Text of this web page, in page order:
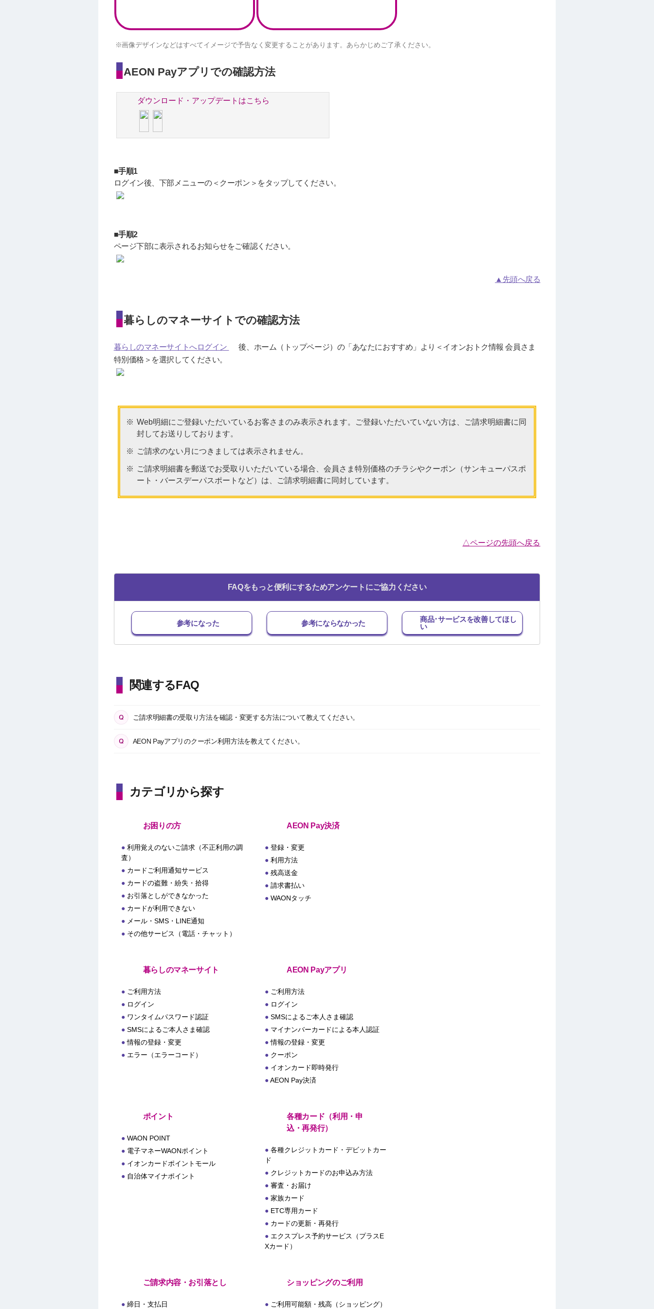
画像デザインなどはすべてイメージで予告なく変更することがあります。あらかじめご了承ください。
AEON Payアプリでの確認方法
ダウンロード・アップデートはこちら
■手順1
ログイン後、下部メニューの＜クーポン＞をタップしてください。
■手順2
ページ下部に表示されるお知らせをご確認ください。
▲先頭へ戻る
暮らしのマネーサイトでの確認方法
暮らしのマネーサイトへログイン
後、ホーム（トップページ）の「あなたにおすすめ」より＜イオンおトク情報 会員さま
特別価格＞を選択してください。
Web明細にご登録いただいているお客さまのみ表示されます。ご登録いただいていない方は、ご請求明細書に同
封してお送りしております。
ご請求のない月につきましては表示されません。
ご請求明細書を郵送でお受取りいただいている場合、会員さま特別価格のチラシやクーポン（サンキューパスポ
ート・バースデーパスポートなど）は、ご請求明細書に同封しています。
△ページの先頭へ戻る
FAQをもっと便利にするためアンケートにご協力ください
参考になった 参考にならなかった
商品･サービスを改善してほし
い
関連するFAQ
ご請求明細書の受取り方法を確認・変更する方法について教えてください。
AEON Payアプリのクーポン利用方法を教えてください。
カテゴリから探す
お困りの方
利用覚えのないご請求（不正利用の調
査）
カードご利用通知サービス
カードの盗難・紛失・拾得
お引落としができなかった
カードが利用できない
メール・SMS・LINE通知
その他サービス（電話・チャット）
AEON Pay決済
登録・変更
利用方法
残高送金
請求書払い
WAONタッチ
暮らしのマネーサイト
ご利用方法
ログイン
ワンタイムパスワード認証
SMSによるご本人さま確認
情報の登録・変更
エラー（エラーコード）
AEON Payアプリ
ご利用方法
ログイン
SMSによるご本人さま確認
マイナンバーカードによる本人認証
情報の登録・変更
クーポン
イオンカード即時発行
AEON Pay決済
ポイント
WAON POINT
電子マネーWAONポイント
イオンカードポイントモール
自治体マイナポイント
各種カード（利用・申
込・再発行）
各種クレジットカード・デビットカー
ド
クレジットカードのお申込み方法
審査・お届け
家族カード
ETC専用カード
カードの更新・再発行
エクスプレス予約サービス（プラスE
Xカード）
ご請求内容・お引落とし
締日・支払日
ショッピングのご利用
ご利用可能額・残高（ショッピング）